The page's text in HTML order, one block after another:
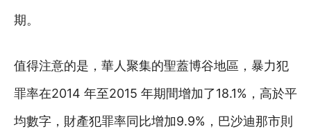
期。
值得注意的是，華人聚集的聖蓋博谷地區，暴力犯
罪率在2014 年至2015 年期間增加了18.1%，高於平
均數字，財產犯罪率同比增加9.9%，巴沙迪那市則